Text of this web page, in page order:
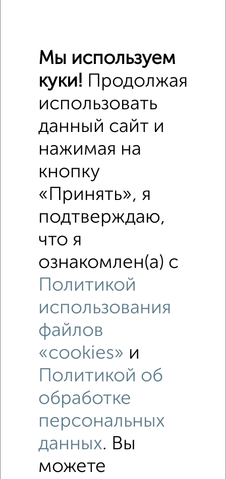
Похожие предложения рядом
Рядом, с меньшей ценой
Недалеко от Пермякова 8 с ценой ниже
3-к квартиры
Мы используем
куки! Продолжая
использовать
данный сайт и
нажимая на
кнопку
«Принять», я
подтверждаю,
что я
ознакомлен(а) с
Политикой
использования
файлов
«cookies» и
Политикой об
обработке
персональных
данных. Вы
можете